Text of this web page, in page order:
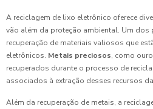
A reciclagem de lixo eletrônico oferece
vão além da proteção ambiental. Um dos
recuperação de materiais valiosos que
eletrônicos. Metais preciosos, como
recuperados durante o processo de
associados à extração desses recursos
Além da recuperação de metais, a